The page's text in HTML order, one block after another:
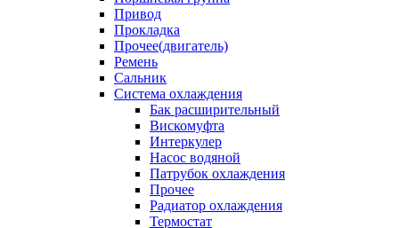
Привод
Прокладка
Прочее(двигатель)
Ремень
Сальник
Система охлаждения
Бак расширительный
Вискомуфта
Интеркулер
Насос водяной
Патрубок охлаждения
Прочее
Радиатор охлаждения
Термостат